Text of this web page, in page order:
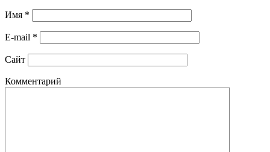
Имя *
E-mail *
Сайт
Комментарий